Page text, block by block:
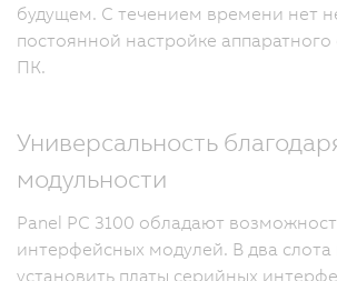
будущем. С течением времени нет
постоянной настройке
ПК.
Универсальность
модульности
Panel PC 3100 обладают
интерфейсных модулей. В два
установить платы серийных